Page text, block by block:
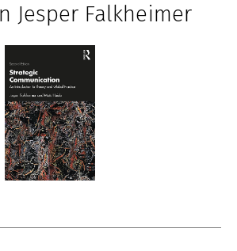
Jesper Falkheimer